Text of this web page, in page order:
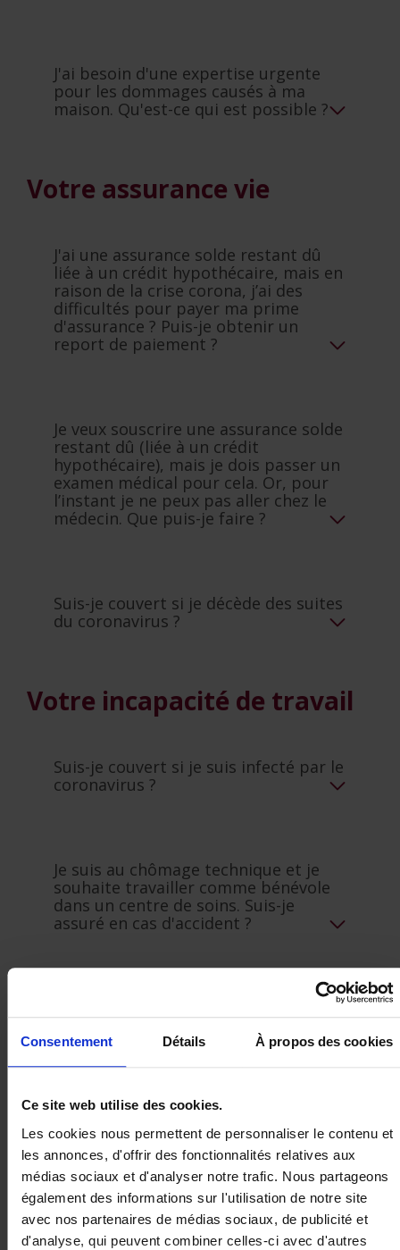
Consentement Détails À propos des cookies
Ce site web utilise des cookies.
Les cookies nous permettent de personnaliser le contenu et
les annonces, d'offrir des fonctionnalités relatives aux
médias sociaux et d'analyser notre trafic. Nous partageons
également des informations sur l'utilisation de notre site
avec nos partenaires de médias sociaux, de publicité et
d'analyse, qui peuvent combiner celles-ci avec d'autres
J'ai besoin d'une expertise urgente
pour les dommages causés à ma
maison. Qu'est-ce qui est possible ?
Votre assurance vie
J'ai une assurance solde restant dû
liée à un crédit hypothécaire, mais en
raison de la crise corona, j’ai des
difficultés pour payer ma prime
d'assurance ? Puis-je obtenir un
report de paiement ?
Je veux souscrire une assurance solde
restant dû (liée à un crédit
hypothécaire), mais je dois passer un
examen médical pour cela. Or, pour
l’instant je ne peux pas aller chez le
médecin. Que puis-je faire ?
Suis-je couvert si je décède des suites
du coronavirus ?
Votre incapacité de travail
Suis-je couvert si je suis infecté par le
coronavirus ?
Je suis au chômage technique et je
souhaite travailler comme bénévole
dans un centre de soins. Suis-je
assuré en cas d'accident ?
quarantaine préventive ?
Votre entreprise
Pouvez-vous bénéficier d'un report de
paiement pour vos primes
d'assurance et à quelles conditions ?